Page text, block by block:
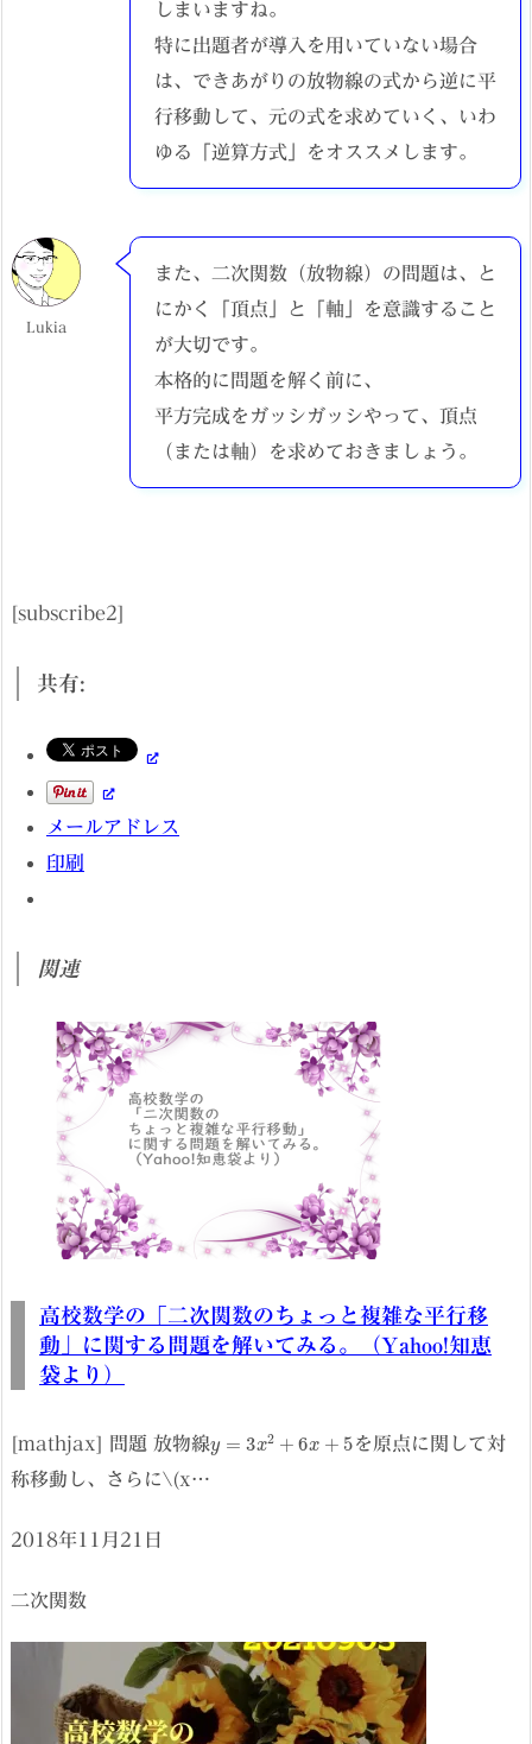
しまいますね。
特に出題者が導入を用いていない場合
は、できあがりの放物線の式から逆に平
行移動して、元の式を求めていく、いわ
ゆる「逆算方式」をオススメします。
Lukia
また、二次関数（放物線）の問題は、と
にかく「頂点」と「軸」を意識すること
が大切です。
本格的に問題を解く前に、
平方完成をガッシガッシやって、頂点
（または軸）を求めておきましょう。
[subscribe2]
共有:
メールアドレス
印刷
関連
高校数学の「二次関数のちょっと複雑な平行移
動」に関する問題を解いてみる。（Yahoo!知恵
袋より）
[mathjax] 問題 放物線 3x 2+ x
を原点に関して対
称移動し、さらに\(x…
2018年11月21日
二次関数